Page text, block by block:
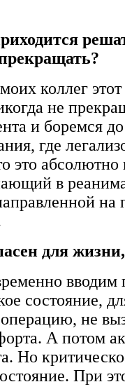
коллег
не
и боремся
где
это абсолютно
в
на
для
вводим
состояние,
не
А потом
Но
При